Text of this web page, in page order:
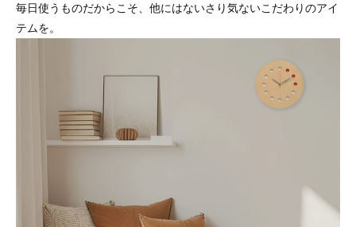
毎日使うものだからこそ、他にはないさり気ないこだわりのアイ
テムを。